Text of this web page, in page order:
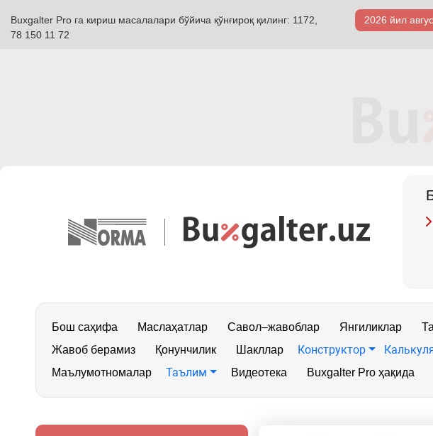
Buxgalter Pro га кириш масалалари бўйича қўнғироқ қилинг: 1172,
78 150 11 72
2026 йил
Бош саҳифа Маслаҳатлар Савол–жавоблар Янгиликлар
Жавоб берамиз
Қонунчилик Шакллар Конструктор
Маълумотномалар Таълим Видеотека Buxgalter Pro ҳақида